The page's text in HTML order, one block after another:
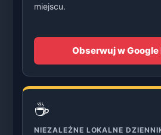
miejscu.
Obserwuj w
☕
NIEZALEŻNE LOKALNE